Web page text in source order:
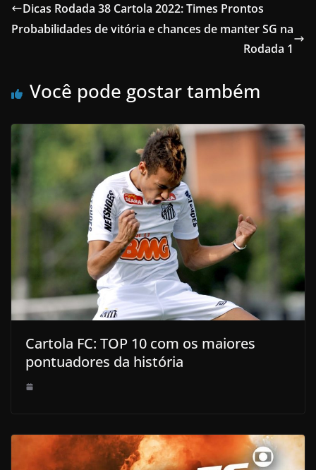
Dicas Rodada 38 Cartola 2022: Times Prontos
Probabilidades de vitória e chances de manter SG na
Rodada 1
Você pode gostar também
Cartola FC: TOP 10 com os maiores
pontuadores da história